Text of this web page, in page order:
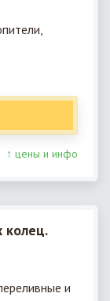
↑ цены и инфо
колец.
и